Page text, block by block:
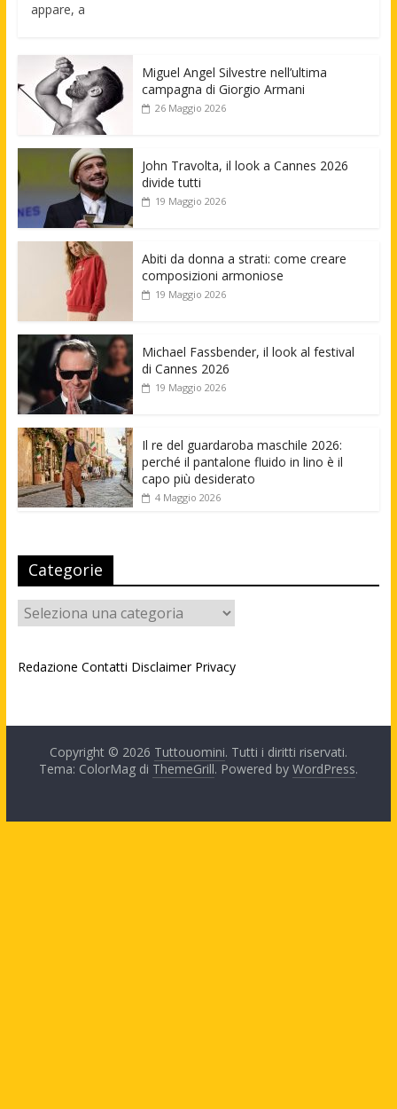
appare, a
Miguel Angel Silvestre nell’ultima
campagna di Giorgio Armani
26 Maggio 2026
John Travolta, il look a Cannes 2026
divide tutti
19 Maggio 2026
Abiti da donna a strati: come creare
composizioni armoniose
19 Maggio 2026
Michael Fassbender, il look al festival
di Cannes 2026
19 Maggio 2026
Il re del guardaroba maschile 2026:
perché il pantalone fluido in lino è il
capo più desiderato
4 Maggio 2026
Categorie
Categorie
Redazione Contatti Disclaimer Privacy
Copyright © 2026 Tuttouomini. Tutti i diritti riservati.
Tema: ColorMag di ThemeGrill. Powered by WordPress.